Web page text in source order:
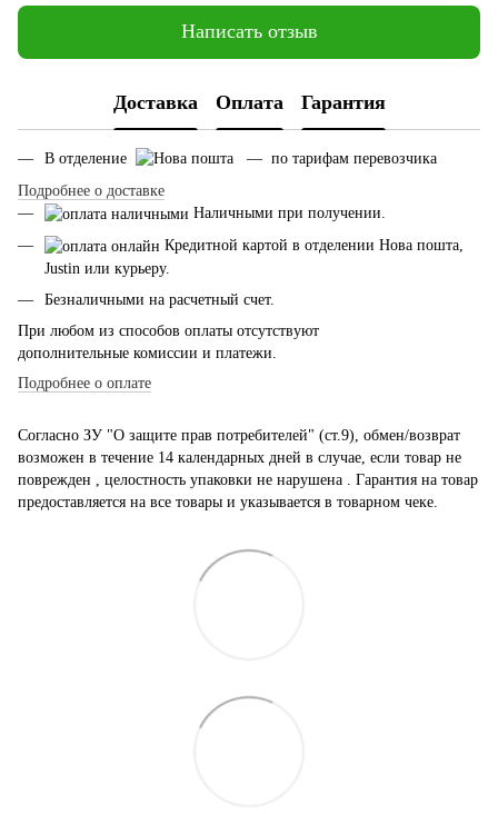
Написать отзыв
Доставка Оплата Гарантия
В отделение
— по тарифам перевозчика
Подробнее о доставке
Наличными при получении.
Кредитной картой в отделении Нова пошта,
Justin или курьеру.
Безналичными на расчетный счет.
При любом из способов оплаты отсутствуют
дополнительные комиссии и платежи.
Подробнее о оплате
Согласно ЗУ "О защите прав потребителей" (ст.9), обмен/возврат
возможен в течение 14 календарных дней в случае, если товар не
поврежден , целостность упаковки не нарушена . Гарантия на товар
предоставляется на все товары и указывается в товарном чеке.